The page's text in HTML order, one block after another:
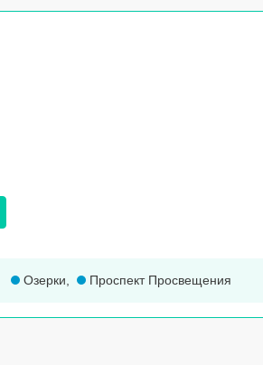
Озерки Проспект Просвещения